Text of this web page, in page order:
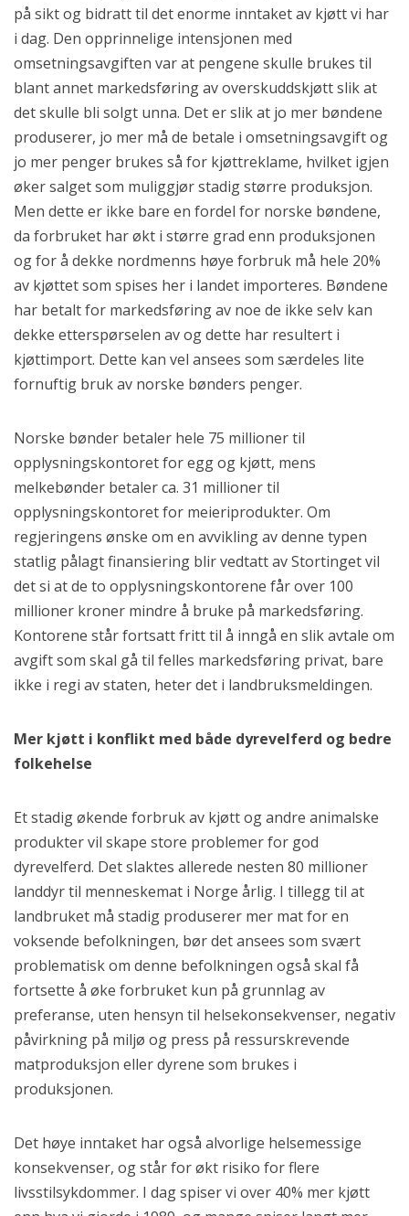
på sikt og bidratt til det enorme inntaket av kjøtt vi har
i dag. Den opprinnelige intensjonen med
omsetningsavgiften var at pengene skulle brukes til
blant annet markedsføring av overskuddskjøtt slik at
det skulle bli solgt unna. Det er slik at jo mer bøndene
produserer, jo mer må de betale i omsetningsavgift og
jo mer penger brukes så for kjøttreklame, hvilket igjen
øker salget som muliggjør stadig større produksjon.
Men dette er ikke bare en fordel for norske bøndene,
da forbruket har økt i større grad enn produksjonen
og for å dekke nordmenns høye forbruk må hele 20%
av kjøttet som spises her i landet importeres. Bøndene
har betalt for markedsføring av noe de ikke selv kan
dekke etterspørselen av og dette har resultert i
kjøttimport. Dette kan vel ansees som særdeles lite
fornuftig bruk av norske bønders penger.
Norske bønder betaler hele 75 millioner til
opplysningskontoret for egg og kjøtt, mens
melkebønder betaler ca. 31 millioner til
opplysningskontoret for meieriprodukter. Om
regjeringens ønske om en avvikling av denne typen
statlig pålagt finansiering blir vedtatt av Stortinget vil
det si at de to opplysningskontorene får over 100
millioner kroner mindre å bruke på markedsføring.
Kontorene står fortsatt fritt til å inngå en slik avtale om
avgift som skal gå til felles markedsføring privat, bare
ikke i regi av staten, heter det i landbruksmeldingen.
Mer kjøtt i konflikt med både dyrevelferd og bedre
folkehelse
Et stadig økende forbruk av kjøtt og andre animalske
produkter vil skape store problemer for god
dyrevelferd. Det slaktes allerede nesten 80 millioner
landdyr til menneskemat i Norge årlig. I tillegg til at
landbruket må stadig produserer mer mat for en
voksende befolkningen, bør det ansees som svært
problematisk om denne befolkningen også skal få
fortsette å øke forbruket kun på grunnlag av
preferanse, uten hensyn til helsekonsekvenser, negativ
påvirkning på miljø og press på ressurskrevende
matproduksjon eller dyrene som brukes i
produksjonen.
Det høye inntaket har også alvorlige helsemessige
konsekvenser, og står for økt risiko for flere
livsstilsykdommer. I dag spiser vi over 40% mer kjøtt